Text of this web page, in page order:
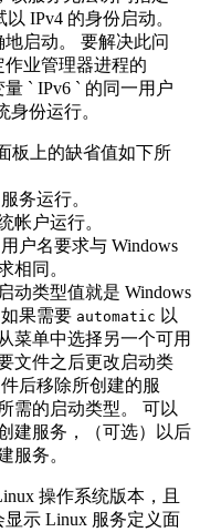
IPv4 的身份启动。
启动。 要解决此问
业管理器进程的
` IPv6 ` 的同一用户
份运行。
板上的缺省值如下所
务运行。
帐户运行。
户名要求与 Windows
相同。
动类型值就是 Windows
果需要 automatic 以
菜单中选择另一个可用
文件之后更改启动类
后移除所创建的服
需的启动类型。 可以
建服务，（可选）以后
服务。
操作系统版本，且
示 Linux 服务定义面